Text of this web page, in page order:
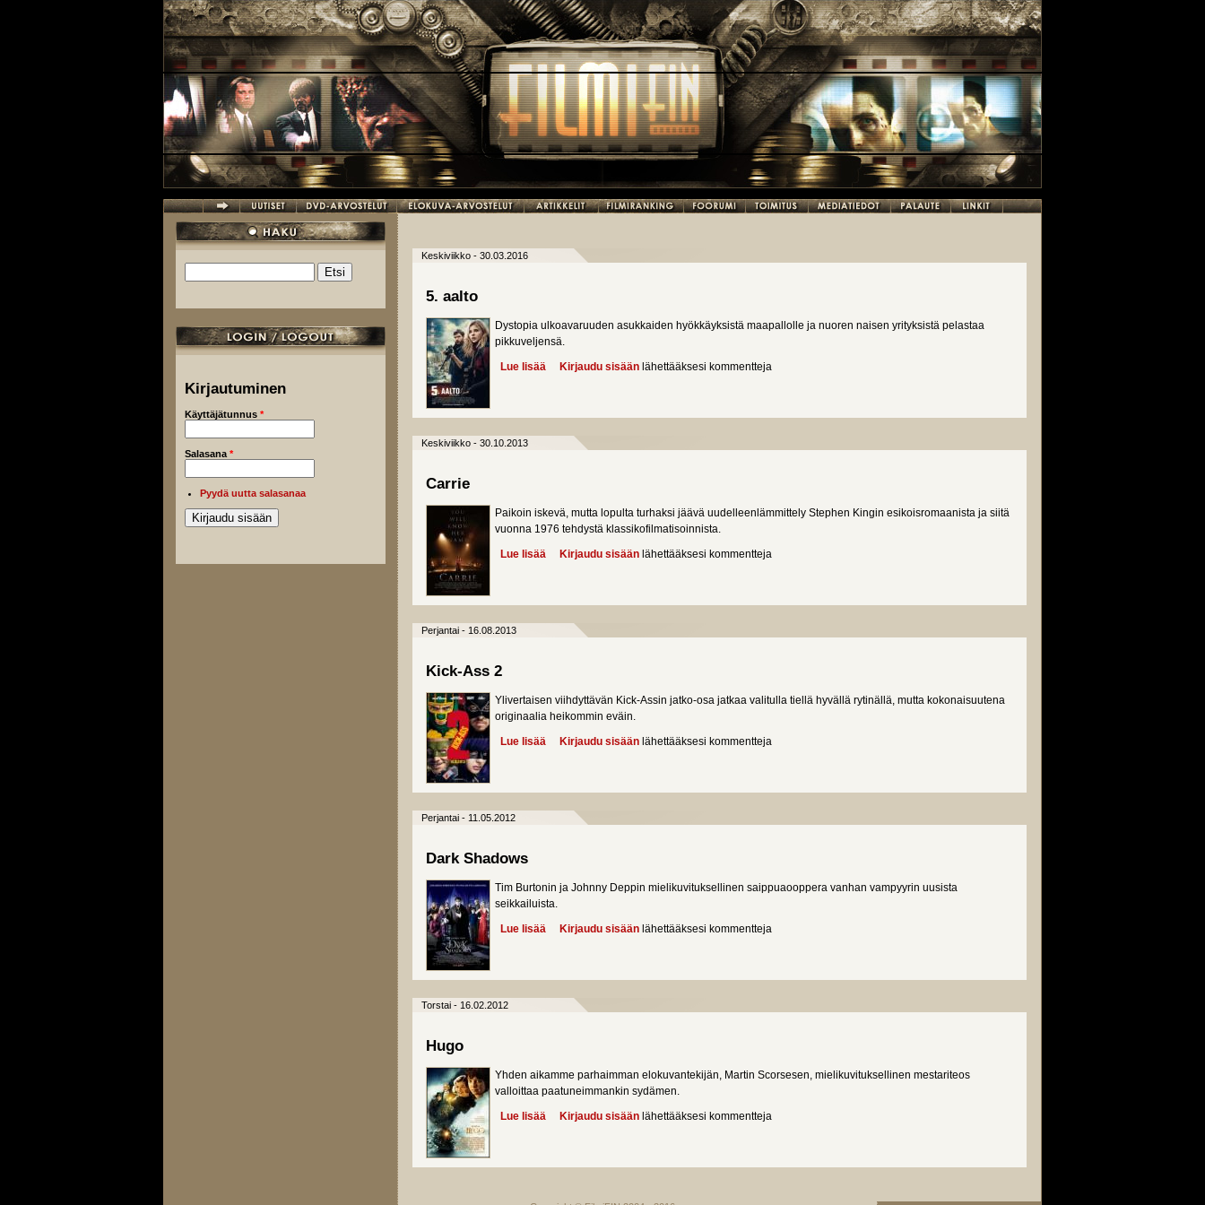
Hakulomake
Kirjautuminen
Käyttäjätunnus *
Salasana *
Pyydä uutta salasanaa
Keskiviikko - 30.03.2016
5. aalto
Dystopia ulkoavaruuden asukkaiden hyökkäyksistä maapallolle ja nuoren naisen yrityksistä pelastaa
pikkuveljensä.
Lue lisää about 5. aalto
Kirjaudu sisään lähettääksesi kommentteja
Keskiviikko - 30.10.2013
Carrie
Paikoin iskevä, mutta lopulta turhaksi jäävä uudelleenlämmittely Stephen Kingin esikoisromaanista ja siitä
vuonna 1976 tehdystä klassikofilmatisoinnista.
Lue lisää about Carrie
Kirjaudu sisään lähettääksesi kommentteja
Perjantai - 16.08.2013
Kick-Ass 2
Ylivertaisen viihdyttävän Kick-Assin jatko-osa jatkaa valitulla tiellä hyvällä rytinällä, mutta kokonaisuutena
originaalia heikommin eväin.
Lue lisää about Kick-Ass 2
Kirjaudu sisään lähettääksesi kommentteja
Perjantai - 11.05.2012
Dark Shadows
Tim Burtonin ja Johnny Deppin mielikuvituksellinen saippuaooppera vanhan vampyyrin uusista
seikkailuista.
Lue lisää about Dark Shadows
Kirjaudu sisään lähettääksesi kommentteja
Torstai - 16.02.2012
Hugo
Yhden aikamme parhaimman elokuvantekijän, Martin Scorsesen, mielikuvituksellinen mestariteos
valloittaa paatuneimmankin sydämen.
Lue lisää about Hugo
Kirjaudu sisään lähettääksesi kommentteja